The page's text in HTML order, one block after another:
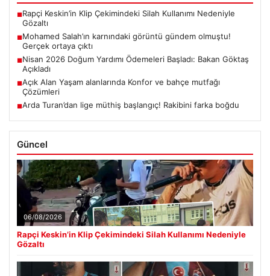
■Rapçi Keskin’in Klip Çekimindeki Silah Kullanımı Nedeniyle
Gözaltı
■Mohamed Salah’ın karnındaki görüntü gündem olmuştu!
Gerçek ortaya çıktı
■Nisan 2026 Doğum Yardımı Ödemeleri Başladı: Bakan Göktaş
Açıkladı
■Açık Alan Yaşam alanlarında Konfor ve bahçe mutfağı
Çözümleri
■Arda Turan’dan lige müthiş başlangıç! Rakibini farka boğdu
Güncel
06/08/2026
Rapçi Keskin’in Klip Çekimindeki Silah Kullanımı Nedeniyle
Gözaltı